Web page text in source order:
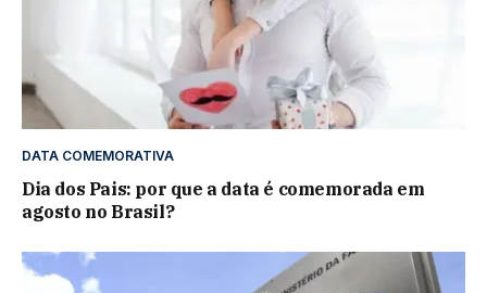
DATA COMEMORATIVA
Dia dos Pais: por que a data é comemorada em
agosto no Brasil?